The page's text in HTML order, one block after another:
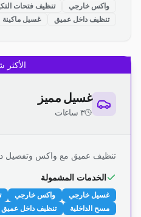
واكس خارجي تنظيف فتحات
تنظيف داخل عميق
غسيل ماكينة
الأكثر
غسيل مميز
٣ ساعات
تنظيف عميق مع واكس وتفصيل
الخدمات المشمولة
غسيل خارجي واكس خارجي
مسح الداخلية
تنظيف داخل عميق